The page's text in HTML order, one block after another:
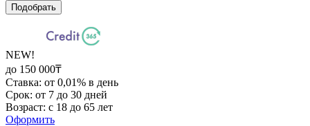
Подобрать
NEW!
до 150 000₸
Ставка: от 0,01% в день
Срок: от 7 до 30 дней
Возраст: с 18 до 65 лет
Оформить